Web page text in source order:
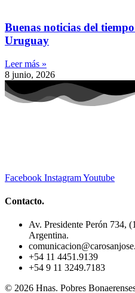
Buenas noticias del
Uruguay
Leer más »
8 junio, 2026
Facebook InstagramYoutube
Contacto.
Av. Presidente Perón 734,
Argentina.
+54 11 4451.9139
+54 9 11 3249.7183
© 2026 Hnas. Pobres